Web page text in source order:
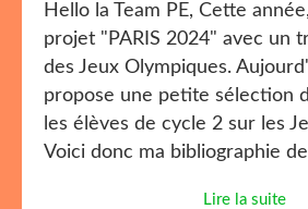
Hello la Team PE, Cette
projet "PARIS 2024" avec un
des Jeux Olympiques.
propose une petite sélection
les élèves de cycle 2 sur les
Voici donc ma bibliographie
Lire la suite